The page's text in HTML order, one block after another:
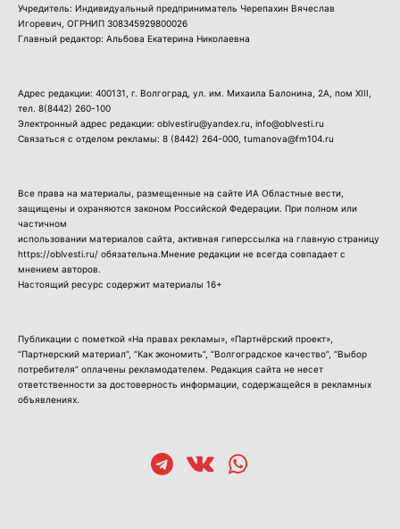
Учредитель: Индивидуальный предприниматель Черепахин Вячеслав
Игоревич, ОГРНИП 308345929800026
Главный редактор: Альбова Екатерина Николаевна
Адрес редакции: 400131, г. Волгоград, ул. им. Михаила Балонина, 2А, пом XIII,
тел. 8(8442) 260-100
Электронный адрес редакции: oblvestiru@yandex.ru, info@oblvesti.ru
Связаться с отделом рекламы: 8 (8442) 264-000 , tumanova@fm104.ru
Все права на материалы, размещенные на сайте ИА Областные вести,
защищены и охраняются законом Российской Федерации. При полном или
частичном
использовании материалов сайта, активная гиперссылка на главную страницу
https://oblvesti.ru/ обязательна.Мнение редакции не всегда совпадает с
мнением авторов.
Настоящий ресурс содержит материалы 16+
Публикации с пометкой «На правах рекламы», «Партнёрский проект»,
“Партнерский материал”, “Как экономить”, “Волгоградское качество”, “Выбор
потребителя” оплачены рекламодателем. Редакция сайта не несет
ответственности за достоверность информации, содержащейся в рекламных
объявлениях.